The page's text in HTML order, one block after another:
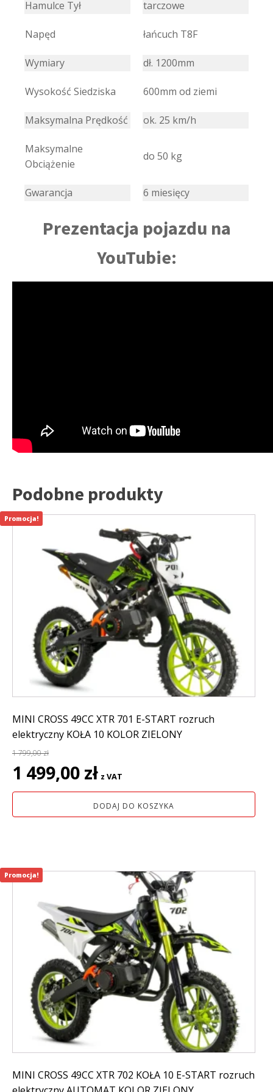
Hamulce Tył tarczowe
Napęd łańcuch T8F
Wymiary dł. 1200mm
Wysokość Siedziska 600mm od ziemi
Maksymalna Prędkość ok. 25 km/h
Maksymalne
Obciążenie
do 50 kg
Gwarancja 6 miesięcy
Prezentacja pojazdu na
YouTubie:
Podobne produkty
MINI CROSS 49CC XTR 701 E-START rozruch
elektryczny KOŁA 10 KOLOR ZIELONY
1 799,00zł
Pierwotna
cena
wynosiła:
1 499,00 zł cena
wynosi:
1
z VAT
DODAJ DO KOSZYKA
Promocja!
MINI CROSS 49CC XTR 702 KOŁA 10 E-START rozruch
Promocja!